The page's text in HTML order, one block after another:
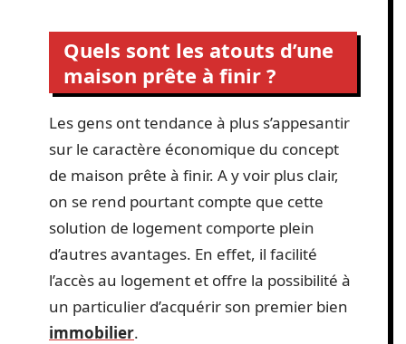
Quels sont les atouts d’une
maison prête à finir ?
Les gens ont tendance à plus s’appesantir
sur le caractère économique du concept
de maison prête à finir. A y voir plus clair,
on se rend pourtant compte que cette
solution de logement comporte plein
d’autres avantages. En effet, il facilité
l’accès au logement et offre la possibilité à
un particulier d’acquérir son premier bien
immobilier.